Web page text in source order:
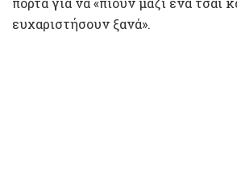
ευχαριστήσουν ξανά».